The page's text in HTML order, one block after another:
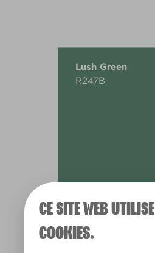
CE SITE WEB
COOKIES.
Lush Green
R247B